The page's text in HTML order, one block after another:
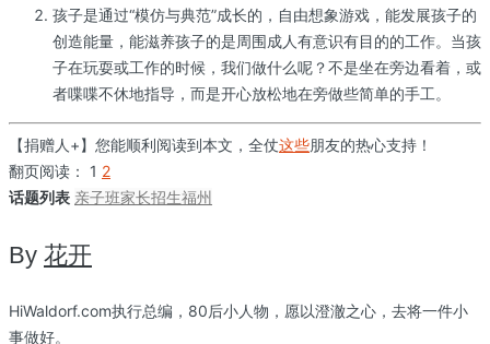
孩子是通过“模仿与典范”成长的，自由想象游戏，能发展孩子的
创造能量，能滋养孩子的是周围成人有意识有目的的工作。当孩
子在玩耍或工作的时候，我们做什么呢？不是坐在旁边看着，或
者喋喋不休地指导，而是开心放松地在旁做些简单的手工。
【捐赠人+】您能顺利阅读到本文，全仗这些朋友的热心支持！
翻页阅读： 1 2
话题列表 亲子班家长招生福州
By 花开
HiWaldorf.com执行总编，80后小人物，愿以澄澈之心，去将一件小
事做好。